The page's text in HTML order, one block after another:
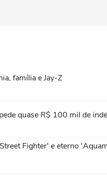
família e Jay-Z
quase R$ 100 mil de
Fighter' e eterno